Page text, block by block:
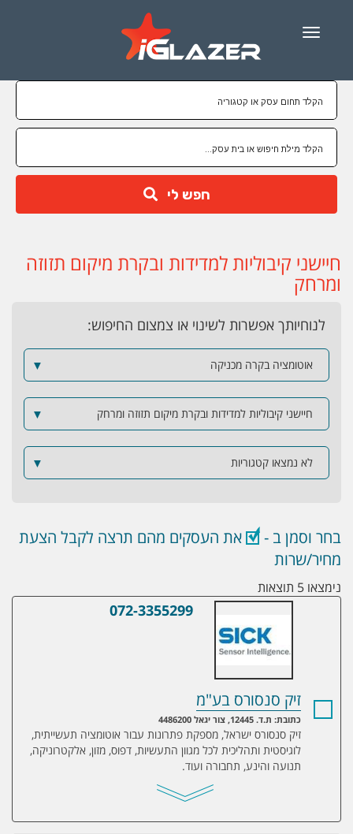
Menu
חפש לי
חיישני קיבוליות למדידות ובקרת מיקום תזוזה
ומרחק
לנוחיותך אפשרות לשינוי או צמצום החיפוש:
אוטומציה בקרה מכניקה ▼
חיישני קיבוליות למדידות ובקרת מיקום תזוזה ומרחק ▼
לא נמצאו קטגוריות ▼
בחר וסמן ב -
את העסקים מהם תרצה לקבל הצעת
מחיר/שרות
נימצאו 5 תוצאות
זיק סנסורס בע"מ
072-3355299
זיק סנסורס בע"מ
כתובת: ת.ד. 12445, צור יגאל 4486200
זיק סנסורס ישראל, מספקת פתרונות עבור אוטומציה תעשייתית,
לוגיסטית ותהליכית לכל מגוון התעשיות, דפוס, מזון, אלקטרוניקה,
תנועה והינע, תחבורה ועוד.